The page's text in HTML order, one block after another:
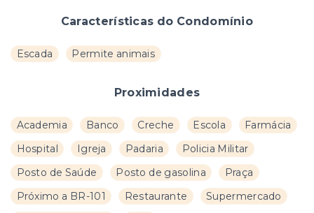
Características do Condomínio
Escada Permite animais
Proximidades
Academia Banco Creche Escola
Farmácia
Hospital
Igreja Padaria
Policia Militar
Posto de Saúde
Posto de gasolina
Praça
Próximo a BR-101
Restaurante
Supermercado